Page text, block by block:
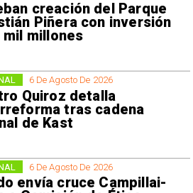
creación del Parque
Piñera con inversión
mil millones
6 De Agosto De 2026
Quiroz detalla
tras cadena
de Kast
6 De Agosto De 2026
envía cruce Campillai-